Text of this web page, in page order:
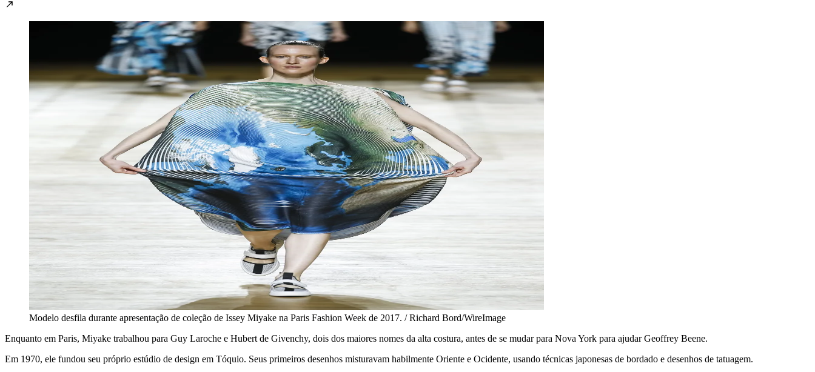
Modelo desfila durante apresentação de coleção de Issey Miyake na Paris Fashion Week de 2017. / Richard Bord/WireImage
Enquanto em Paris, Miyake trabalhou para Guy Laroche e Hubert de Givenchy, dois dos maiores nomes da alta costura, antes de se mudar para Nova York para ajudar Geoffrey Beene.
Em 1970, ele fundou seu próprio estúdio de design em Tóquio. Seus primeiros desenhos misturavam habilmente Oriente e Ocidente, usando técnicas japonesas de bordado e desenhos de tatuagem.